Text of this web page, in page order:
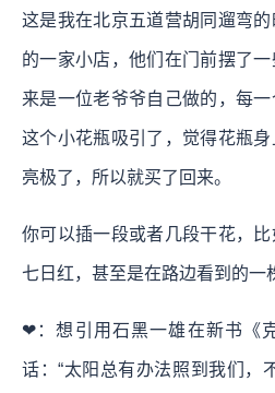
这是我在北京五道营胡同遛弯
的一家小店，他们在门前摆了
来是一位老爷爷自己做的，每
这个小花瓶吸引了，觉得花瓶
亮极了，所以就买了回来。
你可以插一段或者几段干花，比
七日红，甚至是在路边看到的一
❤：想引用石黑一雄在新书《
话：“太阳总有办法照到我们，